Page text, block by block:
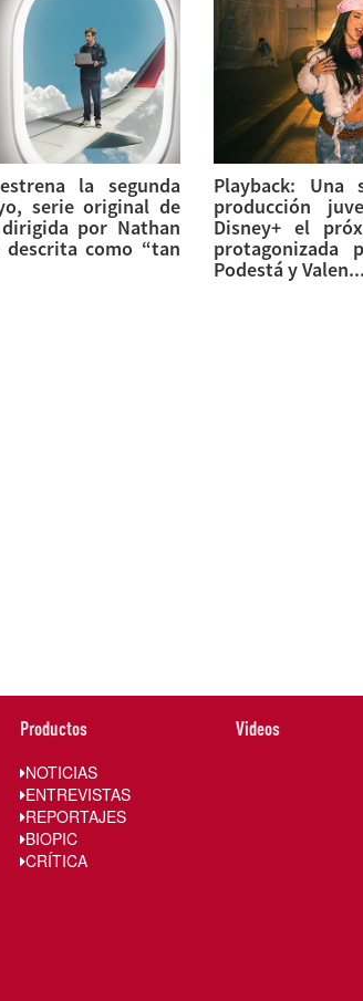
la segunda
serie original de
por Nathan
como “tan
Playback:
producción
Disney+ el
protagonizada
Podestá y Valen...
Productos
NOTICIAS
ENTREVISTAS
REPORTAJES
BIOPIC
CRÍTICA
Videos